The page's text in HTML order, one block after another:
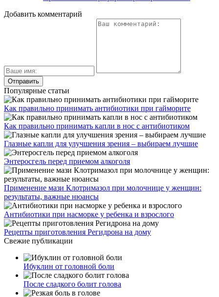
Добавить комментарий
Популярные статьи
Как правильно принимать антибиотики при гайморите
Как правильно принимать капли в нос с антибиотиком
Глазные капли для улучшения зрения – выбираем лучшие
Энтеросгель перед приемом алкоголя
Применение мази Клотримазол при молочнице у женщин:
результаты, важные нюансы
Антибиотики при насморке у ребенка и взрослого
Рецепты приготовления Регидрона на дому
Свежие публикации
Ибуклин от головной боли
После сладкого болит голова